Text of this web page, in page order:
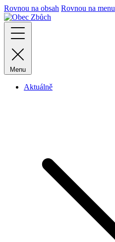
Rovnou na obsah Rovnou na menu
Menu
Aktuálně